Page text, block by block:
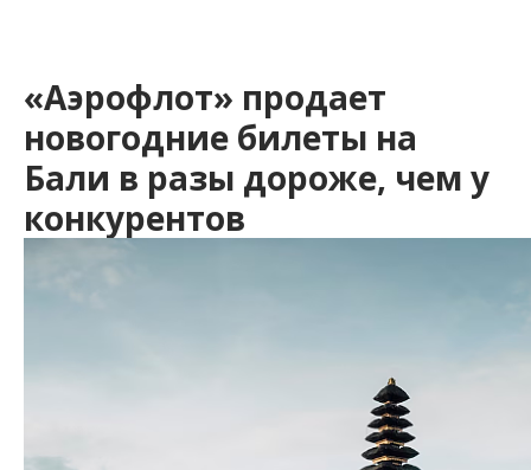
«Аэрофлот» продает
новогодние билеты на
Бали в разы дороже, чем у
конкурентов